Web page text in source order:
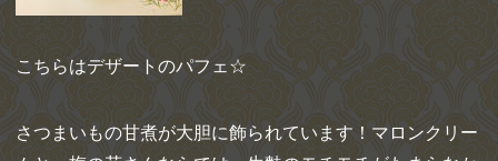
こちらはデザートのパフェ☆
さつまいもの甘煮が大胆に飾られています！マロンクリー